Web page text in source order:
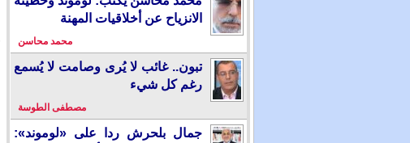
الانزياح عن أخلاقيات المهنة
محمد محاسن
تبون.. غائب لا يُرى وصامت لا يُسمع
رغم كل شيء
مصطفى الطوسة
جمال بلحرش ردا على «لوموند»: